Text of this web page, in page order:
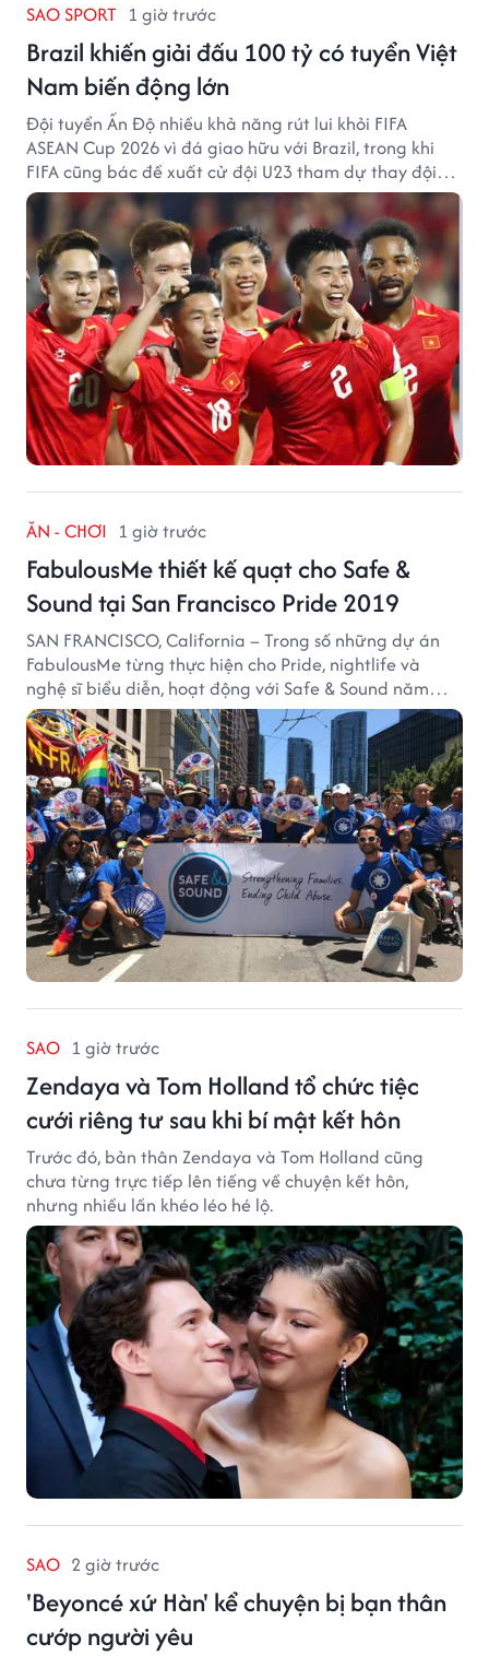
SAO SPORT 1 giờ trước
Brazil khiến giải đấu 100 tỷ có tuyển Việt
Nam biến động lớn
Đội tuyển Ấn Độ nhiều khả năng rút lui khỏi FIFA
ASEAN Cup 2026 vì đá giao hữu với Brazil, trong khi
FIFA cũng bác đề xuất cử đội U23 tham dự thay đội
tuyển quốc gia.
ĂN - CHƠI 1 giờ trước
FabulousMe thiết kế quạt cho Safe &
Sound tại San Francisco Pride 2019
SAN FRANCISCO, California – Trong số những dự án
FabulousMe từng thực hiện cho Pride, nightlife và
nghệ sĩ biểu diễn, hoạt động với Safe & Sound năm
2019 mang một bối cảnh khác biệt. Safe & Sound là tổ
chức phi lợi nhuận tại San Francisco hoạt động trong
lĩnh vực phòng ngừa bạo hành trẻ em, hỗ trợ gia đình
và xây dựng môi trường an toàn cho trẻ em.
SAO 1 giờ trước
Zendaya và Tom Holland tổ chức tiệc
cưới riêng tư sau khi bí mật kết hôn
Trước đó, bản thân Zendaya và Tom Holland cũng
chưa từng trực tiếp lên tiếng về chuyện kết hôn,
nhưng nhiều lần khéo léo hé lộ.
SAO 2 giờ trước
'Beyoncé xứ Hàn' kể chuyện bị bạn thân
cướp người yêu